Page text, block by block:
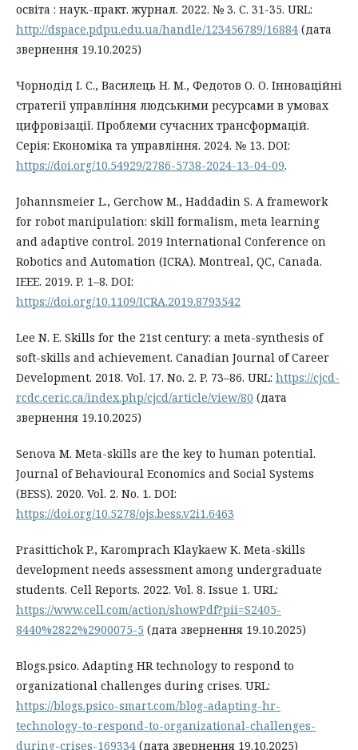
освітa : наук.-практ. журнал. 2022. № 3. С. 31-35. URL:
http://dspace.pdpu.edu.ua/handle/123456789/16884 (дата
звернення 19.10.2025)
Чорнодід І. С., Василець Н. М., Федотов О. О. Інноваційні
стратегії управління людськими ресурсами в умовах
цифровізації. Проблеми сучасних трансформацій.
Серія: Економіка та управління. 2024. № 13. DOI:
https://doi.org/10.54929/2786-5738-2024-13-04-09.
Johannsmeier L., Gerchow M., Haddadin S. A framework
for robot manipulation: skill formalism, meta learning
and adaptive control. 2019 International Conference on
Robotics and Automation (ICRA). Montreal, QC, Canada.
IEEE. 2019. P. 1–8. DOI:
https://doi.org/10.1109/ICRA.2019.8793542
Lee N. E. Skills for the 21st century: a meta-synthesis of
soft-skills and achievement. Canadian Journal of Career
Development. 2018. Vol. 17. No. 2. P. 73–86. URL: https://cjcd-
rcdc.ceric.ca/index.php/cjcd/article/view/80 (дата
звернення 19.10.2025)
Senova M. Meta-skills are the key to human potential.
Journal of Behavioural Economics and Social Systems
(BESS). 2020. Vol. 2. No. 1. DOI:
https://doi.org/10.5278/ojs.bess.v2i1.6463
Prasittichok P., Karomprach Klaykaew K. Meta-skills
development needs assessment among undergraduate
students. Cell Reports. 2022. Vol. 8. Issue 1. URL:
https://www.cell.com/action/showPdf?pii=S2405-
8440%2822%2900075-5 (дата звернення 19.10.2025)
Вlogs.psico. Adapting HR technology to respond to
organizational challenges during crises. URL:
https://blogs.psico-smart.com/blog-adapting-hr-
technology-to-respond-to-organizational-challenges-
during-crises-169334 (дата звернення 19.10.2025)